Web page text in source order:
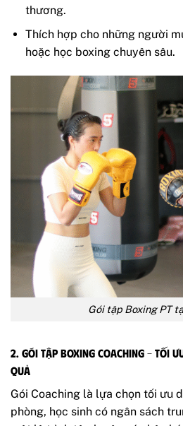
thương.
Thích hợp cho những người
hoặc học boxing chuyên sâu.
Gói tập Boxing PT
2. Gói Tập Boxing Coaching – Tối
Quả
Gói Coaching là lựa chọn tối ưu
phòng, học sinh có ngân sách